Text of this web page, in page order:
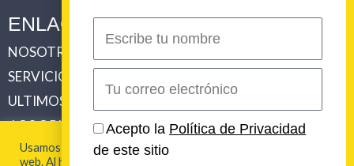
ENLACES CORPORATIVOS
NOSOTROS
SERVICIOS
ULTIMOS TRABAJOS
LOS ORIGENES DE URBAN BEAT
CONTACTO
Usamos cookies para brindarte la mejor experiencia en esta
web. Al hacer clic en "Aceptar todo", acepta el uso de TODAS
nombre
electrónico
Acepto la Política de Privacidad
de este sitio